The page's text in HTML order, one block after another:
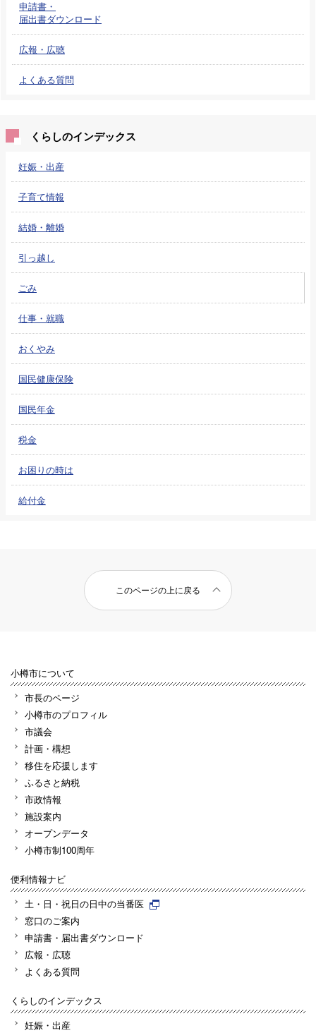
申請書・
届出書ダウンロード
広報・広聴
よくある質問
くらしのインデックス
妊娠・出産
子育て情報
結婚・離婚
引っ越し
ごみ
仕事・就職
おくやみ
国民健康保険
国民年金
税金
お困りの時は
給付金
このページの上に戻る
小樽市について
市長のページ
小樽市のプロフィル
市議会
計画・構想
移住を応援します
ふるさと納税
市政情報
施設案内
オープンデータ
小樽市制100周年
便利情報ナビ
土・日・祝日の日中の当番医
窓口のご案内
申請書・届出書ダウンロード
広報・広聴
よくある質問
くらしのインデックス
妊娠・出産